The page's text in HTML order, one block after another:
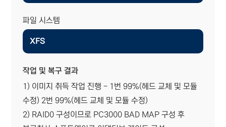
파일 시스템
XFS
작업 및 복구 결과
1) 이미지 취득 작업 진행 - 1번 99%(헤드 교체 및 모듈
수정) 2번 99%(헤드 교체 및 모듈 수정)
2) RAID0 구성이므로 PC3000 BAD MAP 구성 후